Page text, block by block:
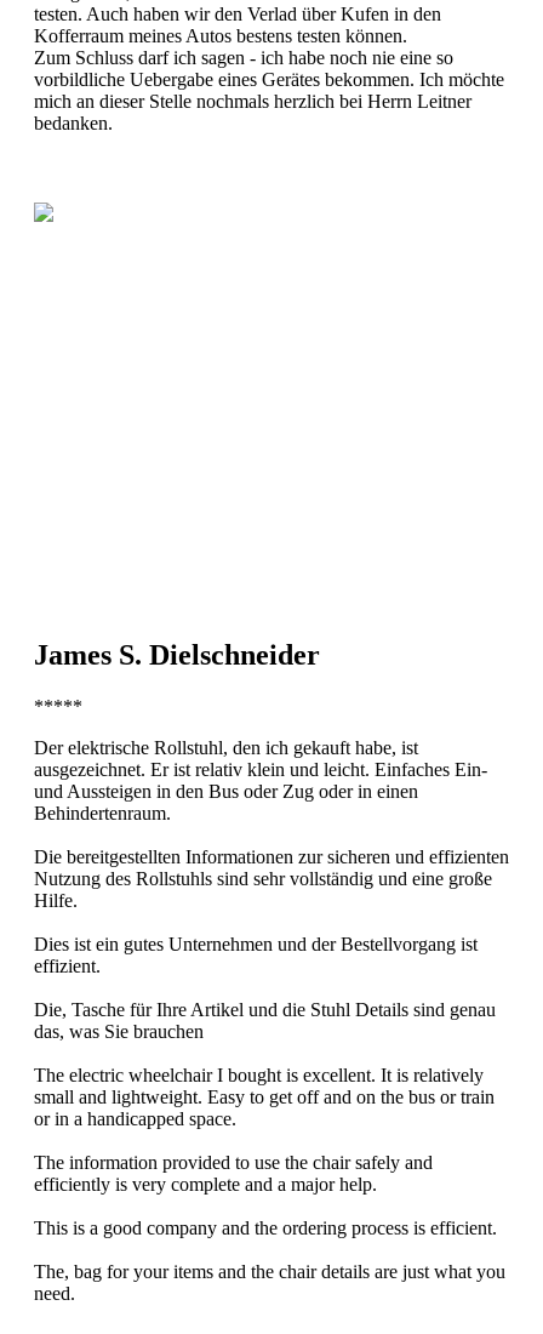
testen. Auch haben wir den Verlad über Kufen in den
Kofferraum meines Autos bestens testen können.
Zum Schluss darf ich sagen - ich habe noch nie eine so
vorbildliche Uebergabe eines Gerätes bekommen. Ich möchte
mich an dieser Stelle nochmals herzlich bei Herrn Leitner
bedanken.
James S. Dielschneider
*****
Der elektrische Rollstuhl, den ich gekauft habe, ist
ausgezeichnet. Er ist relativ klein und leicht. Einfaches Ein-
und Aussteigen in den Bus oder Zug oder in einen
Behindertenraum.
Die bereitgestellten Informationen zur sicheren und effizienten
Nutzung des Rollstuhls sind sehr vollständig und eine große
Hilfe.
Dies ist ein gutes Unternehmen und der Bestellvorgang ist
effizient.
Die, Tasche für Ihre Artikel und die Stuhl Details sind genau
das, was Sie brauchen
The electric wheelchair I bought is excellent. It is relatively
small and lightweight. Easy to get off and on the bus or train
or in a handicapped space.
The information provided to use the chair safely and
efficiently is very complete and a major help.
This is a good company and the ordering process is efficient.
The, bag for your items and the chair details are just what you
need.